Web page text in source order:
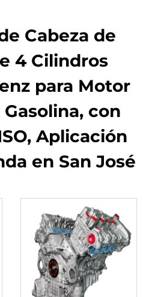
Cabeza de
4 Cilindros
para Motor
con
Aplicación
en San José